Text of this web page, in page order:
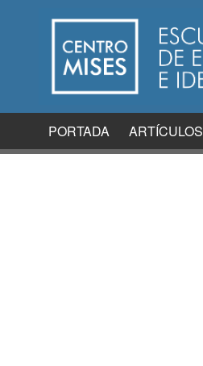
PORTADA ARTÍCULOS